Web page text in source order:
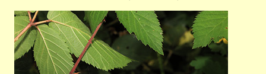
Bild